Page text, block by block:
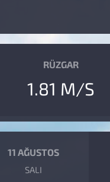
RÜZGAR
1.81 M/S
11 AĞUSTOS
SALI